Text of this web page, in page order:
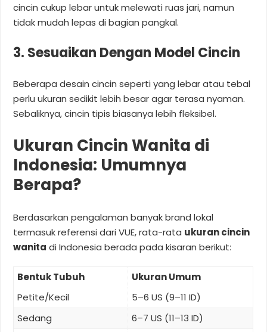
cincin cukup lebar untuk melewati ruas jari, namun
tidak mudah lepas di bagian pangkal.
3. Sesuaikan Dengan Model Cincin
Beberapa desain cincin seperti yang lebar atau tebal
perlu ukuran sedikit lebih besar agar terasa nyaman.
Sebaliknya, cincin tipis biasanya lebih fleksibel.
Ukuran Cincin Wanita di
Indonesia: Umumnya
Berapa?
Berdasarkan pengalaman banyak brand lokal
termasuk referensi dari VUE, rata-rata ukuran cincin
wanita di Indonesia berada pada kisaran berikut:
Bentuk Tubuh
Ukuran Umum
Petite/Kecil
5–6 US (9–11 ID)
Sedang
6–7 US (11–13 ID)